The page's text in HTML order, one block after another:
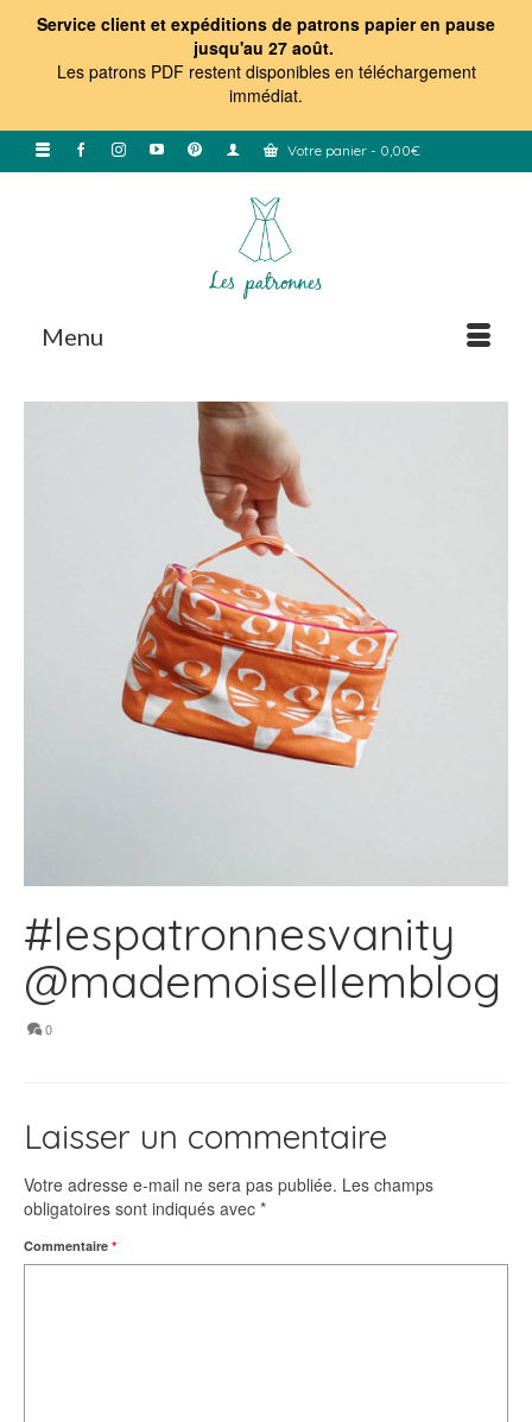
Service client et expéditions de patrons papier en pause
jusqu'au 27 août.
Les patrons PDF restent disponibles en téléchargement
immédiat.
Votre panier - 0,00€
Menu
#lespatronnesvanity
@mademoisellemblog
0
Laisser un commentaire
Votre adresse e-mail ne sera pas publiée. Les champs
obligatoires sont indiqués avec *
Commentaire *